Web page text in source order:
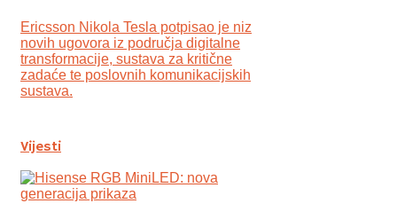
Ericsson Nikola Tesla potpisao je niz
novih ugovora iz područja digitalne
transformacije, sustava za kritične
zadaće te poslovnih komunikacijskih
sustava.
Vijesti